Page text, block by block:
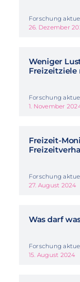
Forschung
26. Dezember
Weniger
Freizeitziele
Forschung
1. November
Freizeit-
Forschung
27. August 2024
Was darf
Forschung
15. August 2024